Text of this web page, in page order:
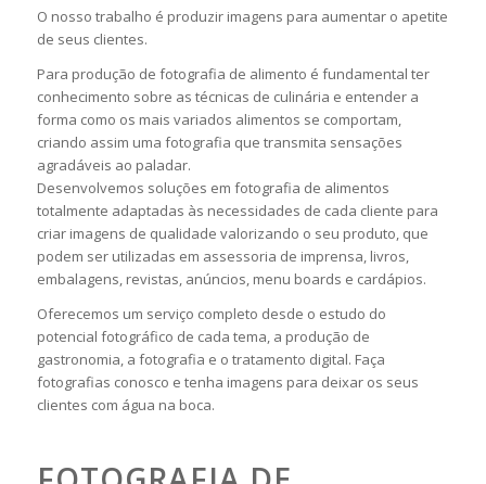
O nosso trabalho é produzir imagens para aumentar o apetite
de seus clientes.
Para produção de fotografia de alimento é fundamental ter
conhecimento sobre as técnicas de culinária e entender a
forma como os mais variados alimentos se comportam,
criando assim uma fotografia que transmita sensações
agradáveis ao paladar.
Desenvolvemos soluções em fotografia de alimentos
totalmente adaptadas às necessidades de cada cliente para
criar imagens de qualidade valorizando o seu produto, que
podem ser utilizadas em assessoria de imprensa, livros,
embalagens, revistas, anúncios, menu boards e cardápios.
Oferecemos um serviço completo desde o estudo do
potencial fotográfico de cada tema, a produção de
gastronomia, a fotografia e o tratamento digital. Faça
fotografias conosco e tenha imagens para deixar os seus
clientes com água na boca.